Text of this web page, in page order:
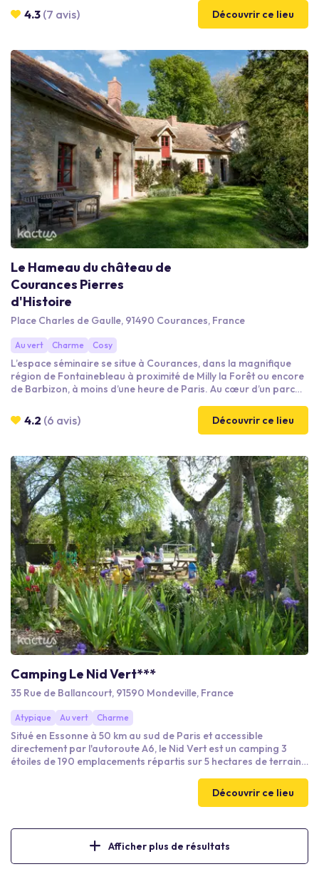
B et C). Au cœur du quartier d’affaires Atlantis proche de
nombreux sièges sociaux, notre hôtel dispose d’infrastructures
entreprises en restauration, hébergement et réunion d’affaires.
4.3 (7 avis) Découvrir ce lieu
Le Hameau du château de
Courances Pierres
d'Histoire
Place Charles de Gaulle, 91490 Courances, France
Au vert Charme Cosy
L’espace séminaire se situe à Courances, dans la magnifique
région de Fontainebleau à proximité de Milly la Forêt ou encore
de Barbizon, à moins d’une heure de Paris. Au cœur d’un parc
chambres doubles -2 espaces de travail -Vélos à disposition -
Au coeur de la nature -Traiteur local -Un responsable de
4.2 (6 avis) Découvrir ce lieu
Camping Le Nid Vert***
35 Rue de Ballancourt, 91590 Mondeville, France
Atypique Au vert Charme
Situé en Essonne à 50 km au sud de Paris et accessible
directement par l'autoroute A6, le Nid Vert est un camping 3
étoiles de 190 emplacements répartis sur 5 hectares de terrain
vos séminaires, réunions ou assemblées générales jusqu'à 80
en tente.
Découvrir ce lieu
Afficher plus de résultats